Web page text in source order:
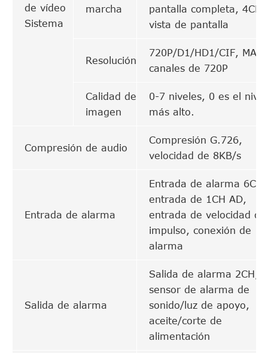
de vídeo
Sistema
marcha
pantalla completa, 4CH
vista de pantalla
Resolución
720P/D1/HD1/CIF,
canales de 720P
Calidad de
imagen
0-7 niveles, 0 es el nivel
más alto.
Compresión de audio
Compresión G.726,
velocidad de 8KB/s
Entrada de alarma
Entrada de alarma 6CH,
entrada de 1CH AD,
entrada de velocidad de
impulso, conexión de
alarma
Salida de alarma
Salida de alarma 2CH,
sensor de alarma de
sonido/luz de apoyo,
aceite/corte de
alimentación